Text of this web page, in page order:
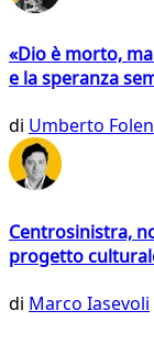
«Dio è morto,
e la speranza
di Umberto
Centrosinistra,
progetto
di Marco Iasevoli